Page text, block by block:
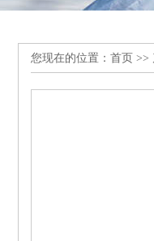
您现在的位置： 首页 >>